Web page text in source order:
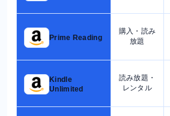
Prime Reading
購入・読み
放題
Kindle
Unlimited
読み放題・
レンタル